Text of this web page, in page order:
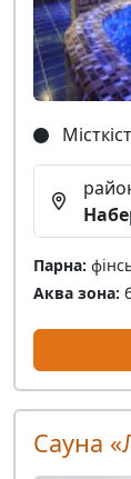
Парна:
Аква зона:
Сауна